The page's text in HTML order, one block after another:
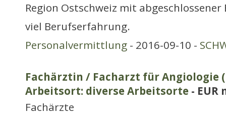
Region Ostschweiz mit
viel Berufserfahrung.
Personalvermittlung - 2016-09-10 -
Fachärztin / Facharzt für Angiologie
Arbeitsort: diverse Arbeitsorte -
Fachärzte